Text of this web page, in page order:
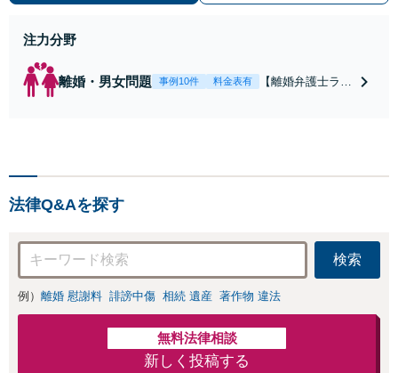
注力分野
離婚・男女問題 事例10件 料金表有
【離婚弁護士ラン
で金銭的に満足で
きる解決を目指し
ます。
法律Q&Aを探す
検索
例） 離婚 慰謝料 誹謗中傷 相続 遺産 著作物 違法
無料法律相談
新しく投稿する